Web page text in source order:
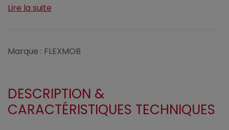
Lire la suite
Marque : FLEXMOB
DESCRIPTION &
CARACTÉRISTIQUES TECHNIQUES